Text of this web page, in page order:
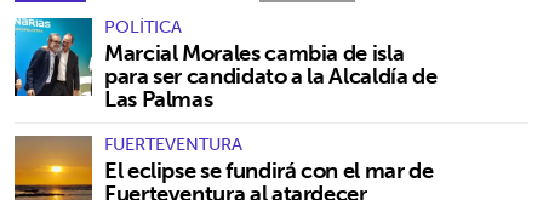
POLÍTICA
Marcial Morales cambia de isla
para ser candidato a la Alcaldía de
Las Palmas
FUERTEVENTURA
El eclipse se fundirá con el mar de